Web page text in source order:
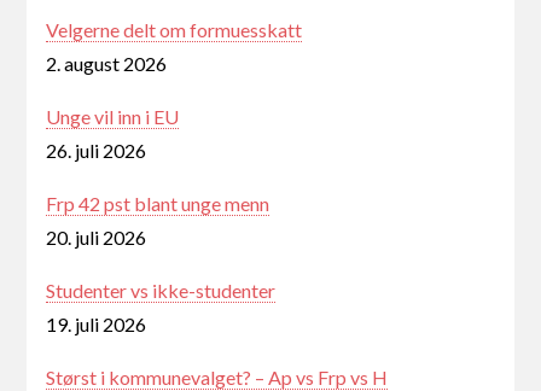
Velgerne delt om formuesskatt
2. august 2026
Unge vil inn i EU
26. juli 2026
Frp 42 pst blant unge menn
20. juli 2026
Studenter vs ikke-studenter
19. juli 2026
Størst i kommunevalget? – Ap vs Frp vs H